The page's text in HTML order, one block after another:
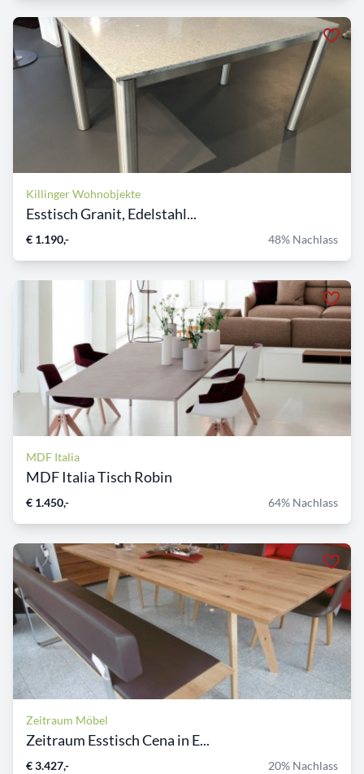
Killinger Wohnobjekte
Esstisch Granit, Edelstahl...
€ 1.190,- 48% Nachlass
MDF Italia
MDF Italia Tisch Robin
€ 1.450,- 64% Nachlass
Zeitraum Möbel
Zeitraum Esstisch Cena in E...
€ 3.427,- 20% Nachlass